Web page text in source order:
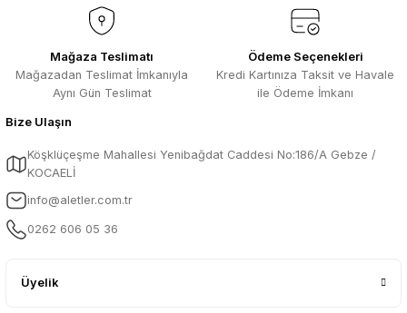
Mağaza Teslimatı
Mağazadan Teslimat İmkanıyla
Aynı Gün Teslimat
Ödeme Seçenekleri
Kredi Kartınıza Taksit ve Havale
ile Ödeme İmkanı
Bize Ulaşın
Köşklüçeşme Mahallesi Yenibağdat Caddesi No:186/A Gebze /
KOCAELİ
info@aletler.com.tr
0262 606 05 36
Üyelik